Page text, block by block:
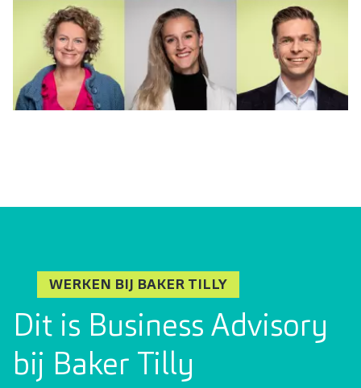
WERKEN BIJ BAKER TILLY
Dit is Business Advisory
bij Baker Tilly